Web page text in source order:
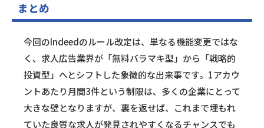
まとめ
今回のIndeedのルール改定は、単なる機能変更ではな
く、求人広告業界が「無料バラマキ型」から「戦略的
投資型」へとシフトした象徴的な出来事です。1アカウ
ントあたり月間3件という制限は、多くの企業にとって
大きな壁となりますが、裏を返せば、これまで埋もれ
ていた良質な求人が発見されやすくなるチャンスでも